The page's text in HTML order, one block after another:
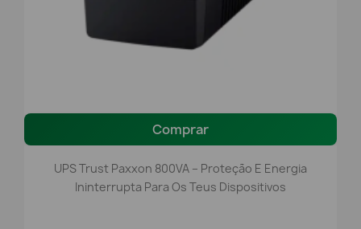
Comprar
UPS Trust Paxxon 800VA – Proteção E Energia
Ininterrupta Para Os Teus Dispositivos